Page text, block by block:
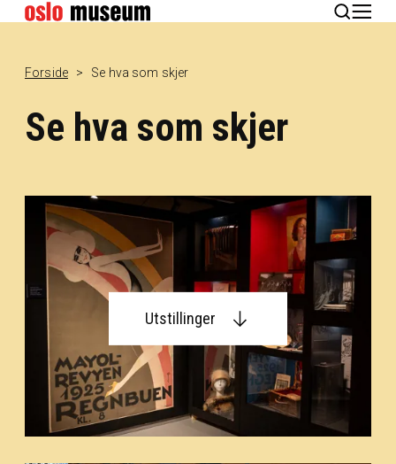
English
Forside Se hva som skjer
Se hva som skjer
Utstillinger